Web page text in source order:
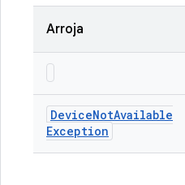
Arroja
DeviceNotAvailable
Exception